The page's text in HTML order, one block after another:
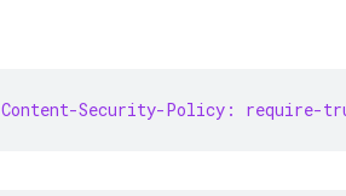
Content-Security-Policy: require-